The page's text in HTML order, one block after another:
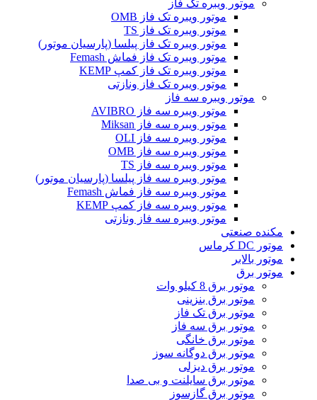
موتور ویبره تک فاز
موتور ویبره تک فاز OMB
موتور ویبره تک فاز TS
موتور ویبره تک فاز پیلسا (پارسیان موتور)
موتور ویبره تک فاز فماش Femash
موتور ویبره تک فاز کمپ KEMP
موتور ویبره تک فاز ونازتی
موتور ویبره سه فاز
موتور ویبره سه فاز AVIBRO
موتور ویبره سه فاز Miksan
موتور ویبره سه فاز OLI
موتور ویبره سه فاز OMB
موتور ویبره سه فاز TS
موتور ویبره سه فاز پیلسا (پارسیان موتور)
موتور ویبره سه فاز فماش Femash
موتور ویبره سه فاز کمپ KEMP
موتور ویبره سه فاز ونازتی
مکنده صنعتی
موتور DC کرماس
موتور بالابر
موتور برق
موتور برق 8 کیلو وات
موتور برق بنزینی
موتور برق تک فاز
موتور برق سه فاز
موتور برق خانگی
موتور برق دوگانه سوز
موتور برق دیزلی
موتور برق سایلنت و بی صدا
موتور برق گازسوز